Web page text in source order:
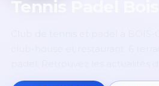
Tennis Padel